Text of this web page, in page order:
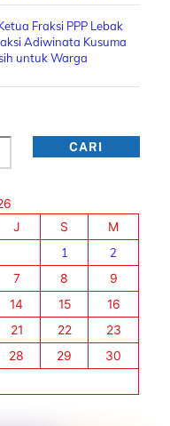
Fraksi PPP Lebak
Adiwinata Kusuma
untuk Warga
CARI
J S
M
1
2
7 8
9
14 15
16
21 22
23
28 29
30